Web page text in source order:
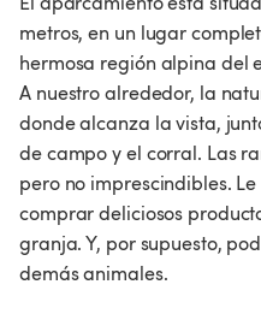
metros, en un lugar
hermosa región alpina del
A nuestro alrededor, la
donde alcanza la vista,
de campo y el corral. Las
pero no imprescindibles.
comprar deliciosos
granja. Y, por supuesto,
demás animales.